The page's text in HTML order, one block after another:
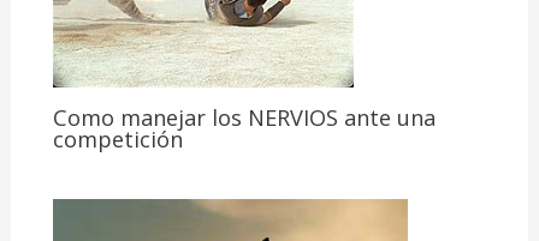
Como manejar los NERVIOS ante una
competición